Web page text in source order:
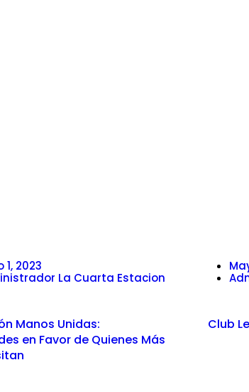
1, 2023
La Cuarta Estacion
Manos Unidas:
en Favor de Quienes Más
Club